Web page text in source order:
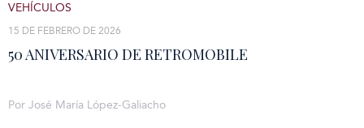
50 ANIVERSARIO DE RETROMOBILE
15 DE FEBRERO DE 2026
VEHÍCULOS
Por José María López-Galiacho